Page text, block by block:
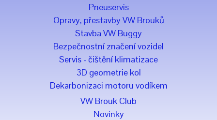
Pneuservis
Opravy, přestavby VW Brouků
Stavba VW Buggy
Bezpečnostní značení vozidel
Servis - čištění klimatizace
3D geometrie kol
Dekarbonizaci motoru vodíkem
VW Brouk Club
Novinky